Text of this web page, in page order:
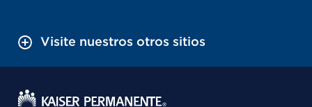
Visite nuestros otros sitios